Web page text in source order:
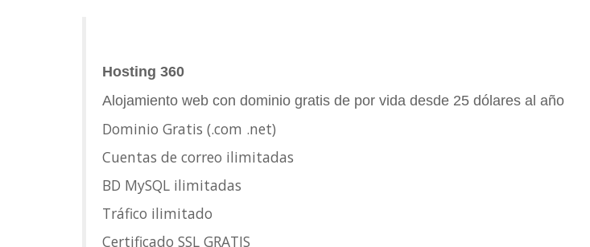
Hosting 360
Alojamiento web con dominio gratis de por vida desde 25 dólares al año
Dominio Gratis (.com .net)
Cuentas de correo ilimitadas
BD MySQL ilimitadas
Tráfico ilimitado
Certificado SSL GRATIS